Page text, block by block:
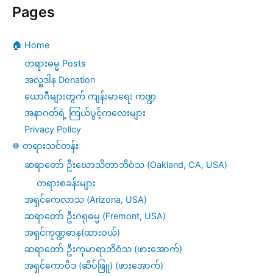
Pages
🏠 Home
တရားဓမ္မ Posts
အလှူဒါန Donation
ယောဂီများတွက် ကျန်းမာရေး ကဏ္ဍ
အနာဂတ်ရဲ့ ကြယ်ပွင့်ကလေးများ
Privacy Policy
☸️ တရားသင်တန်း
ဆရာတော် ဦးဃောသိတာဘိဝံသ (Oakland, CA, USA)
တရားစခန်းများ
အရှင်ကေလာသ (Arizona, USA)
ဆရာတော် ဦးဂရုဓမ္မ (Fremont, USA)
အရှင်ကုဏ္ဍဓာန(ထားဝယ်)
ဆရာတော် ဦးကုမာရာဘိဝံသ (ဖားအောက်)
အရှင်ကောဝိဒ (ဆိပ်ဖြူ) (ဖားအောက်)